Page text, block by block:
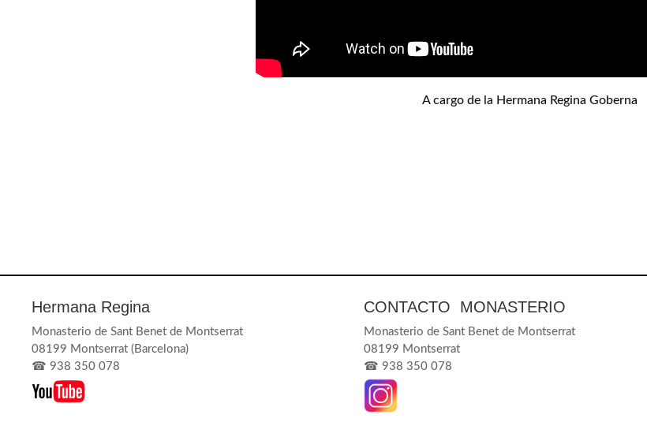
A cargo de la Hermana Regina Goberna
Hermana Regina
Monasterio de Sant Benet de Montserrat
08199 Montserrat (Barcelona)
☎938 350 078
CONTACTO MONASTERIO
Monasterio de Sant Benet de Montserrat
08199 Montserrat
☎938 350 078